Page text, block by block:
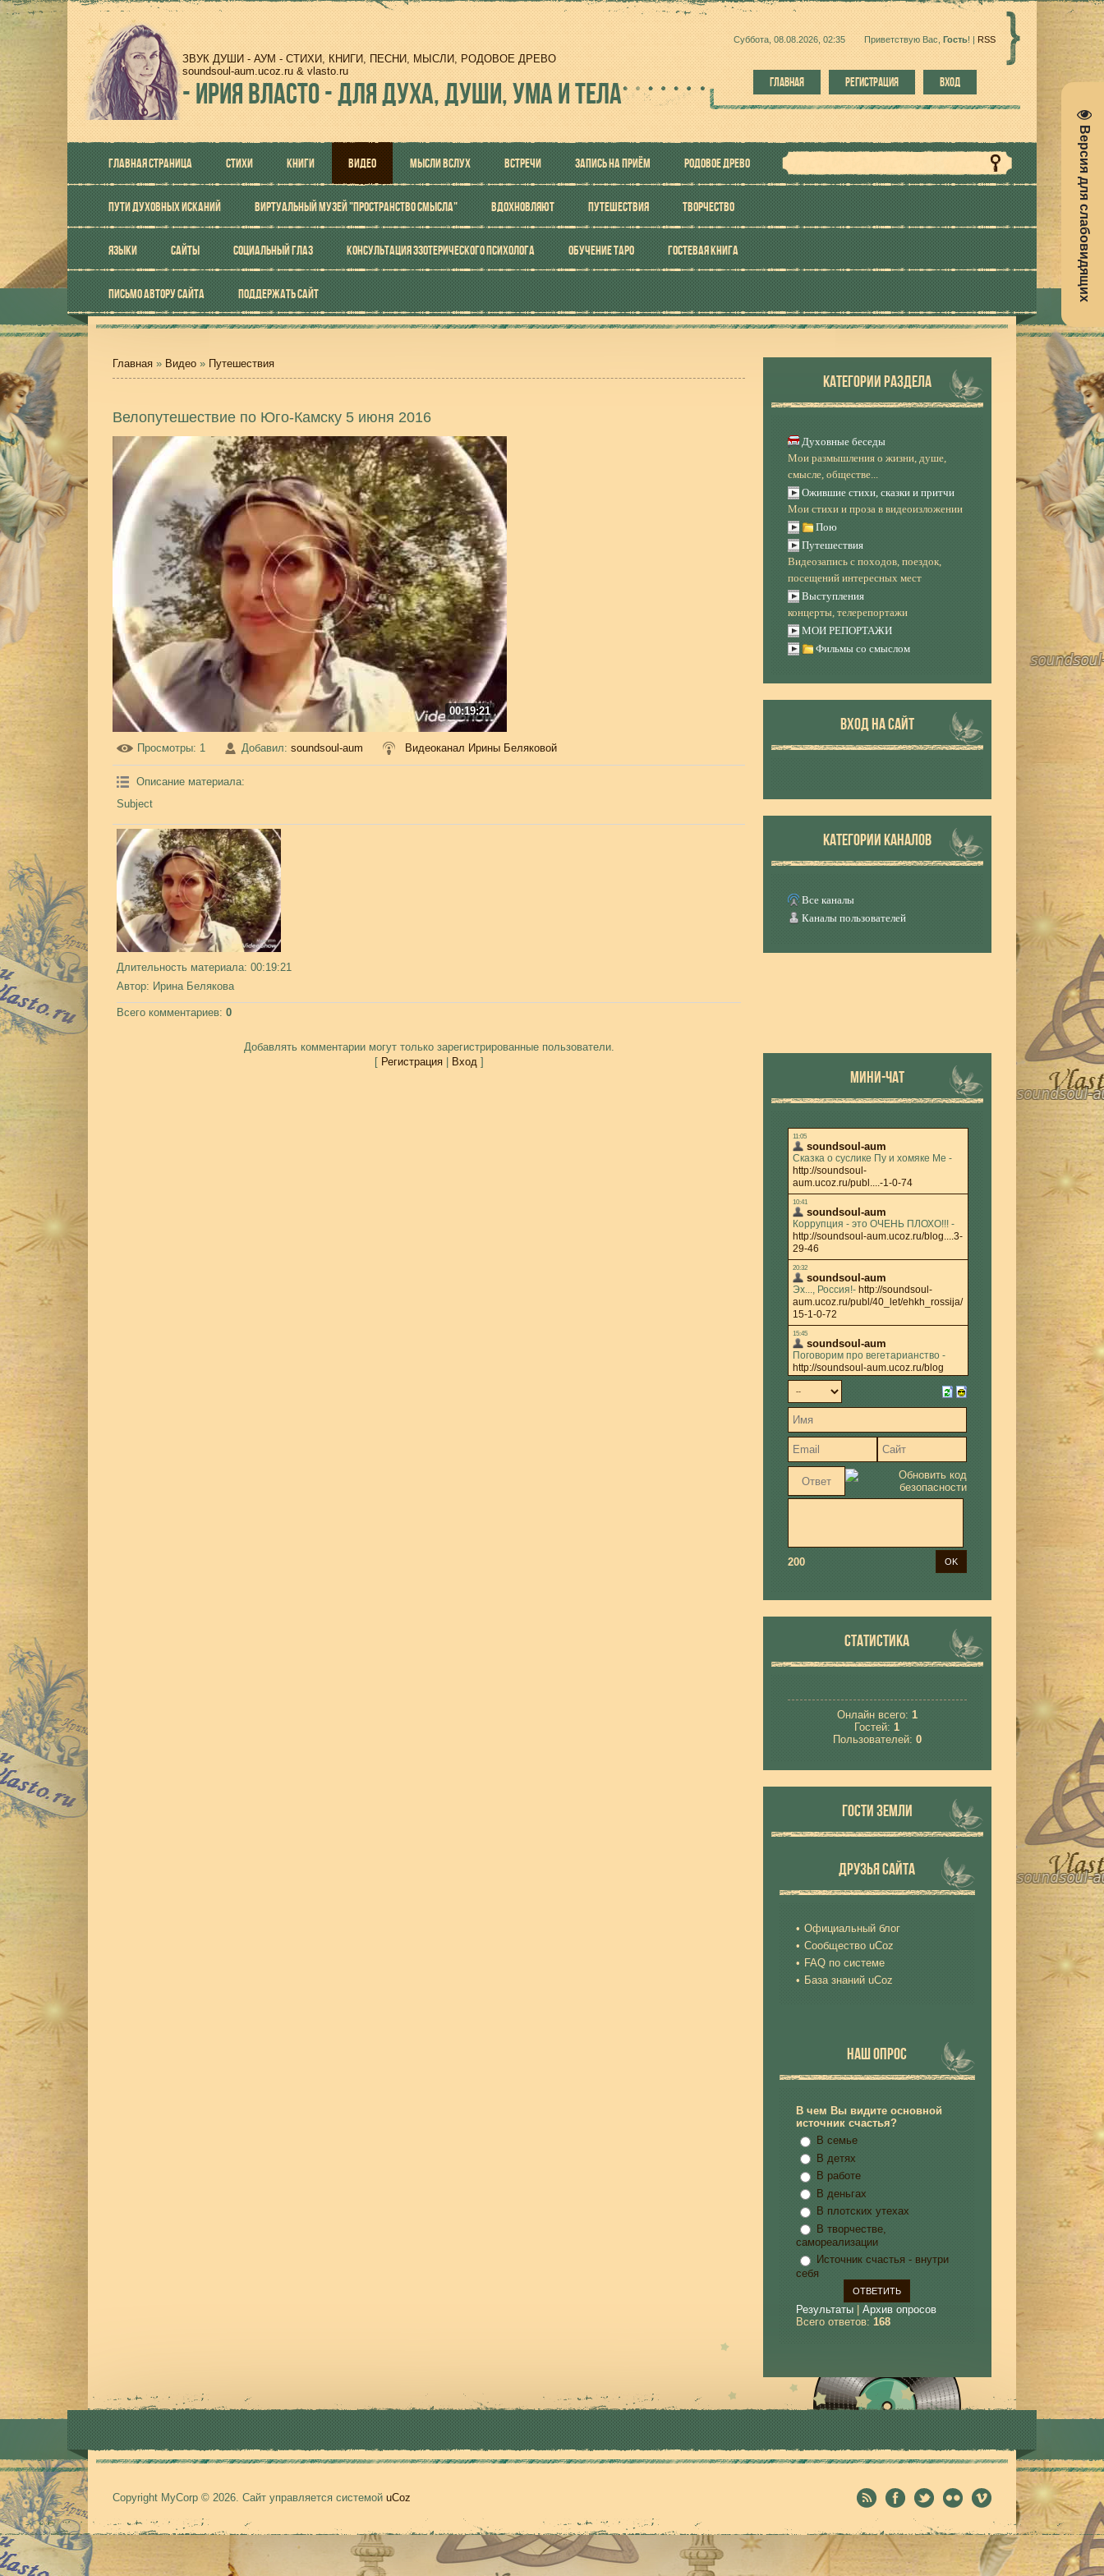
Версия для слабовидящих
ЗВУК ДУШИ - АУМ - СТИХИ, КНИГИ, ПЕСНИ, МЫСЛИ, РОДОВОЕ ДРЕВО
soundsoul-aum.ucoz.ru & vlasto.ru
-ИРИЯ ВЛАСТО - ДЛЯ ДУХА, ДУШИ, УМА И ТЕЛА
Суббота, 08.08.2026, 02:35 Приветствую Вас Гость! | RSS
ГЛАВНАЯ РЕГИСТРАЦИЯ ВХОД
ГЛАВНАЯ СТРАНИЦА СТИХИ КНИГИ ВИДЕО МЫСЛИ ВСЛУХ ВСТРЕЧИ ЗАПИСЬ НА ПРИЁМ РОДОВОЕ ДРЕВО
ПУТИ ДУХОВНЫХ ИСКАНИЙ ВИРТУАЛЬНЫЙ МУЗЕЙ "ПРОСТРАНСТВО СМЫСЛА" ВДОХНОВЛЯЮТ ПУТЕШЕСТВИЯ ТВОРЧЕСТВО
ЯЗЫКИ САЙТЫ СОЦИАЛЬНЫЙ ГЛАЗ КОНСУЛЬТАЦИЯ ЭЗОТЕРИЧЕСКОГО ПСИХОЛОГА ОБУЧЕНИЕ ТАРО ГОСТЕВАЯ КНИГА
ПИСЬМО АВТОРУ САЙТА ПОДДЕРЖАТЬ САЙТ
Главная » Видео » Путешествия
Велопутешествие по Юго-Камску 5 июня 2016
00:19:21
Просмотры: 1 Добавил: soundsoul-aum Видеоканал Ирины Беляковой
Описание материала:
Subject
Длительность материала: 00:19:21
Автор: Ирина Белякова
Всего комментариев: 0
Добавлять комментарии могут только зарегистрированные пользователи.
[ Регистрация| Вход]
КАТЕГОРИИ РАЗДЕЛА
Духовные беседы
Мои размышления о жизни, душе,
смысле, обществе...
Ожившие стихи, сказки и притчи
Мои стихи и проза в видеоизложении
Пою
Путешествия
Видеозапись с походов, поездок,
посещений интересных мест
Выступления
концерты, телерепортажи
МОИ РЕПОРТАЖИ
Фильмы со смыслом
ВХОД НА САЙТ
КАТЕГОРИИ КАНАЛОВ
Все каналы
Каналы пользователей
МИНИ-ЧАТ
200
СТАТИСТИКА
Онлайн всего: 1
Гостей:1
Пользователей: 0
ГОСТИ ЗЕМЛИ
ДРУЗЬЯ САЙТА
Официальный блог
Сообщество uCoz
FAQ по системе
База знаний uCoz
НАШ ОПРОС
В чем Вы видите основной
источник счастья?
В семье
В детях
В работе
В деньгах
В плотских утехах
В творчестве,
самореализации
Источник счастья - внутри
себя
Результаты| Архив опросов
Всего ответов: 168
Copyright MyCorp © 2026. Сайт управляется системой uCoz